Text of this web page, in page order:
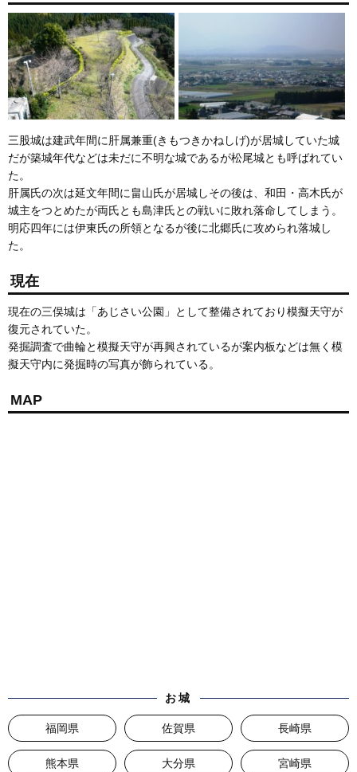
三股城は建武年間に肝属兼重(きもつきかねしげ)が居城していた城
だが築城年代などは未だに不明な城であるが松尾城とも呼ばれてい
た。
肝属氏の次は延文年間に畠山氏が居城しその後は、和田・高木氏が
城主をつとめたが両氏とも島津氏との戦いに敗れ落命してしまう。
明応四年には伊東氏の所領となるが後に北郷氏に攻められ落城し
た。
現在
現在の三俣城は「あじさい公園」として整備されており模擬天守が
復元されていた。
発掘調査で曲輪と模擬天守が再興されているが案内板などは無く模
擬天守内に発掘時の写真が飾られている。
MAP
お城
福岡県 佐賀県 長崎県
熊本県 大分県 宮崎県